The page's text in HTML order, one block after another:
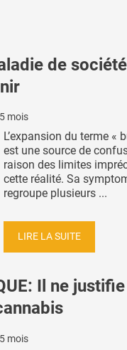
de
mois
L’expansion du terme «
est une source de
raison des limites
cette réalité. Sa
regroupe plusieurs ...
LIRE LA SUITE
Il ne
mois